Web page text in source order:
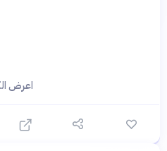
اعرض الكل (10) ←